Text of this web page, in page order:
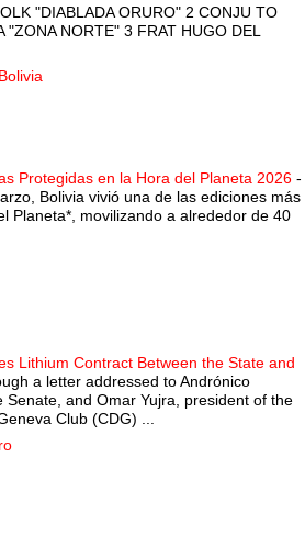
"DIABLADA ORURO" 2 CONJU TO
NORTE" 3 FRAT HUGO DEL
Protegidas en la Hora del Planeta 2026 -
Bolivia vivió una de las ediciones más
Planeta*, movilizando a alrededor de 40
Lithium Contract Between the State and
a letter addressed to Andrónico
and Omar Yujra, president of the
Club (CDG) ...